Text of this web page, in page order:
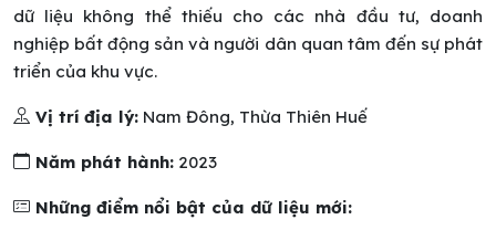
dữ liệu không thể thiếu cho các nhà đầu tư, doanh
nghiệp bất động sản và người dân quan tâm đến sự phát
triển của khu vực.
Vị trí địa lý: Nam Đông, Thừa Thiên Huế
Năm phát hành: 2023
Những điểm nổi bật của dữ liệu mới: